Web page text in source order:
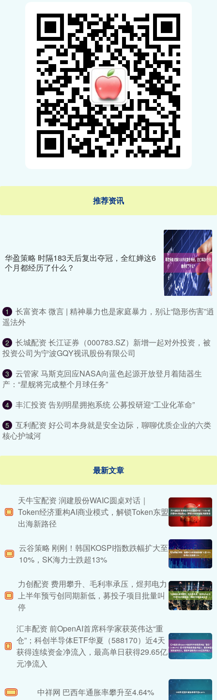
推荐资讯
华盈策略 时隔183天后复出夺冠，全红婵这6
个月都经历了什么？
1
长富资本 微言 | 精神暴力也是家庭暴力，别让“隐形伤害”逍
遥法外
2
长城配资 长江证券（000783.SZ）新增一起对外投资，被
投资公司为宁波GQY视讯股份有限公司
3
云管家 马斯克回应NASA向蓝色起源开放登月着陆器生
产：“星舰将完成整个月球任务”
4 丰汇投资 告别明星拥抱系统 公募投研迎“工业化革命”
5
互利配资 好公司本身就是安全边际，聊聊优质企业的六类
核心护城河
最新文章
天牛宝配资 润建股份WAIC圆桌对话｜
Token经济重构AI商业模式，解锁Token东盟
出海新路径
云谷策略 刚刚！韩国KOSPI指数跌幅扩大至
10%，SK海力士跌超13%
力创配资 费用攀升、毛利率承压，煜邦电力
上半年预亏创同期新低，募投子项目批量叫
停
汇丰配资 前OpenAI首席科学家获英伟达“重
仓”；科创半导体ETF华夏（588170）近4天
获得连续资金净流入，最高单日获得29.65亿
元净流入
中祥网 巴西年通胀率攀升至4.64%